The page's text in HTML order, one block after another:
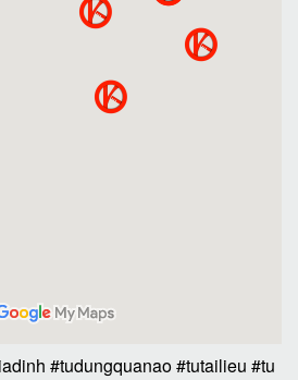
#tudungquanao#tutailieu #tu